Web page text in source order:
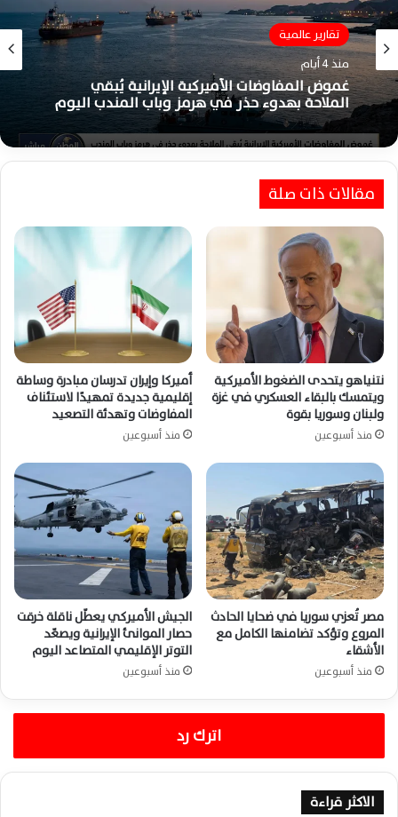
تقارير عالمية
منذ 4 أيام
غموض المفاوضات الأميركية الإيرانية يُبقي
الملاحة بهدوء حذر في هرمز وباب المندب اليوم
مقالات ذات صلة
نتنياهو يتحدى الضغوط الأميركية
ويتمسك بالبقاء العسكري في غزة
ولبنان وسوريا بقوة
منذ أسبوعين
أميركا وإيران تدرسان مبادرة وساطة
إقليمية جديدة تمهيدًا لاستئناف
المفاوضات وتهدئة التصعيد
منذ أسبوعين
مصر تُعزي سوريا في ضحايا الحادث
المروع وتؤكد تضامنها الكامل مع
الأشقاء
منذ أسبوعين
الجيش الأميركي يعطّل ناقلة خرقت
حصار الموانئ الإيرانية ويصعّد
التوتر الإقليمي المتصاعد اليوم
منذ أسبوعين
اترك رد
الاكثر قراءة